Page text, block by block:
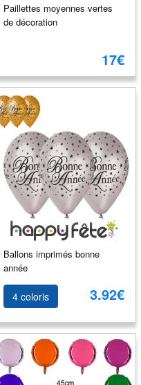
Paillettes moyennes vertes
de décoration
17€
Ballons imprimés bonne
année
4 coloris 3.92€